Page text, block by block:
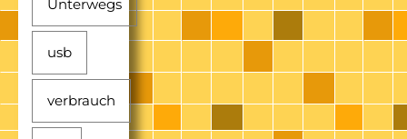
Unterwegs
usb
verbrauch